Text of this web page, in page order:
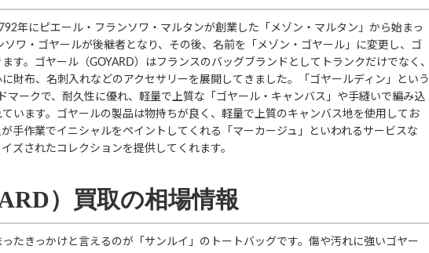
年にピエール・フランソワ・マルタンが創業した「メゾン・マルタン」から始まっ
ワ・ゴヤールが後継者となり、その後、名前を「メゾン・ゴヤール」に変更し、ゴ
す。ゴヤール（GOYARD）はフランスのバッグブランドとしてトランクだけでなく、
財布、名刺入れなどのアクセサリーを展開してきました。「ゴヤールディン」という
マークで、耐久性に優れ、軽量で上質な「ゴヤール・キャンバス」や手縫いで編み込
います。ゴヤールの製品は物持ちが良く、軽量で上質のキャンバス地を使用してお
手作業でイニシャルをペイントしてくれる「マーカージュ」といわれるサービスな
ズされたコレクションを提供してくれます。
）買取の相場情報
たきっかけと言えるのが「サンルイ」のトートバッグです。傷や汚れに強いゴヤー